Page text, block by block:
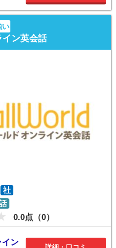
い
イン英会話
社
0.0点（0）
イン